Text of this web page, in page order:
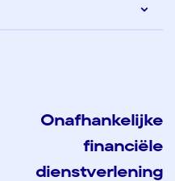
Onafhankelijke
financiële
dienstverlening